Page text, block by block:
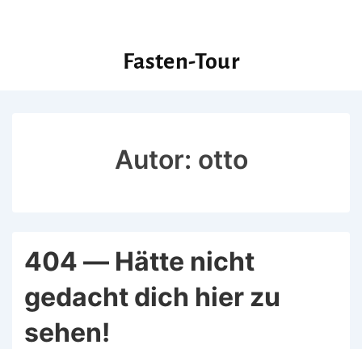
Fasten-Tour
Autor: otto
404 — Hätte nicht
gedacht dich hier zu
sehen!